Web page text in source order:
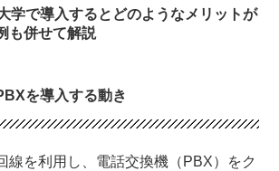
学で導入するとどのようなメリットが
も併せて解説
を導入する動き
線を利用し、電話交換機（PBX）をク